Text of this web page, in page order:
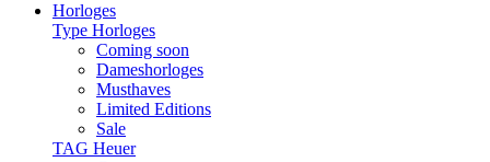
Horloges
Type Horloges
Coming soon
Dameshorloges
Musthaves
Limited Editions
Sale
TAG Heuer